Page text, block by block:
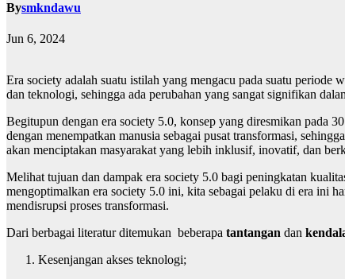
Bysmkndawu
Jun 6, 2024
Era society adalah suatu istilah yang mengacu pada suatu periode
dan teknologi, sehingga ada perubahan yang sangat signifikan
Begitupun dengan era society 5.0, konsep yang diresmikan pada
dengan menempatkan manusia sebagai pusat transformasi,
akan menciptakan masyarakat yang lebih inklusif, inovatif, dan
Melihat tujuan dan dampak era society 5.0 bagi peningkatan
mengoptimalkan era society 5.0 ini, kita sebagai pelaku di era ini
mendisrupsi proses transformasi.
Dari berbagai literatur ditemukan beberapa tantangan dan
Kesenjangan akses teknologi;